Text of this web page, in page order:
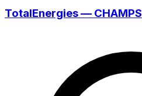
TotalEnergies — CHAMPS